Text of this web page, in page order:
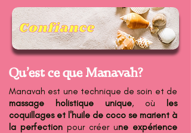
Qu'est ce que Manavah?
Manavah est une technique de soin et de
massage holistique unique, où
les
coquillages et l'huile de coco se marient à
la perfection pour créer une expérience